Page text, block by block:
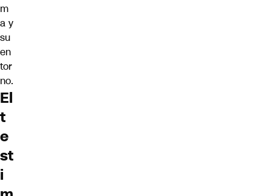
m
a y
su
en
tor
no.
El
t
e
st
i